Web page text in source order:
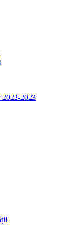
2022-2023